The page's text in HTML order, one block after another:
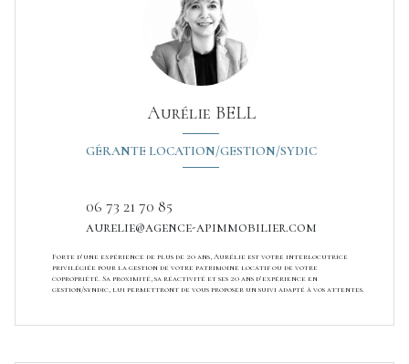
Aurélie BELL
GÉRANTE LOCATION/GESTION/SYDIC
06 73 21 70 85
aurelie@agence-apimmobilier.com
Forte d’une expérience de plus de 20 ans, Aurélie est votre interlocutrice
privilégiée pour la gestion de votre patrimoine locatif ou de votre
copropriété. Sa proximité, sa réactivité et ses 20 ans d’expérience en
gestion/syndic, lui permettront de vous proposer un suivi adapté à vos attentes.